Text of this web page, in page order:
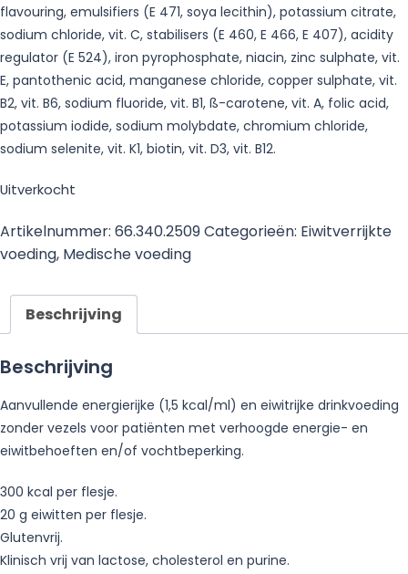
flavouring, emulsifiers (E 471, soya lecithin), potassium citrate,
sodium chloride, vit. C, stabilisers (E 460, E 466, E 407), acidity
regulator (E 524), iron pyrophosphate, niacin, zinc sulphate, vit.
E, pantothenic acid, manganese chloride, copper sulphate, vit.
B2, vit. B6, sodium fluoride, vit. B1, ß-carotene, vit. A, folic acid,
potassium iodide, sodium molybdate, chromium chloride,
sodium selenite, vit. K1, biotin, vit. D3, vit. B12.
Uitverkocht
Artikelnummer: 66.340.2509Categorieën: Eiwitverrijkte
voeding, Medische voeding
Beschrijving
Beschrijving
Aanvullende energierijke (1,5 kcal/ml) en eiwitrijke drinkvoeding
zonder vezels voor patiënten met verhoogde energie- en
eiwitbehoeften en/of vochtbeperking.
300 kcal per flesje.
20 g eiwitten per flesje.
Glutenvrij.
Klinisch vrij van lactose, cholesterol en purine.